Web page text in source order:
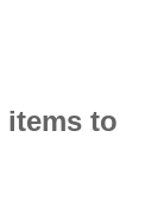
items to